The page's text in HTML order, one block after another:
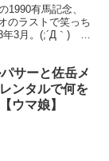
1990有馬記念、
のラストで笑っち
年3月。(;´Д｀) メ
サーと佐岳メ
ンタルで何を
ウマ娘】